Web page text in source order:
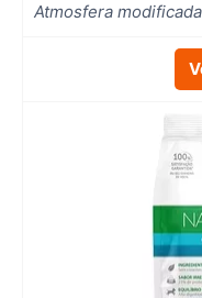
Atmosfera